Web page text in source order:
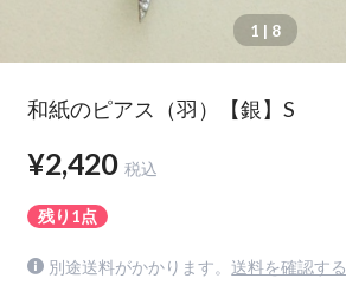
1 | 8
和紙のピアス（羽）【銀】S
¥2,420 税込
残り1点
別途送料がかかります。 送料を確認する